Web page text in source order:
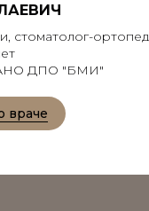
стоматолог-ортопед
ДПО "БМИ"
враче